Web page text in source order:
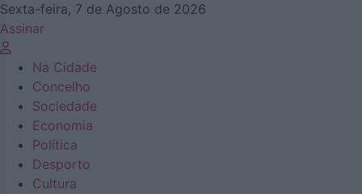
Sexta-feira, 7 de Agosto de 2026
Assinar
Na Cidade
Concelho
Sociedade
Economia
Política
Desporto
Cultura